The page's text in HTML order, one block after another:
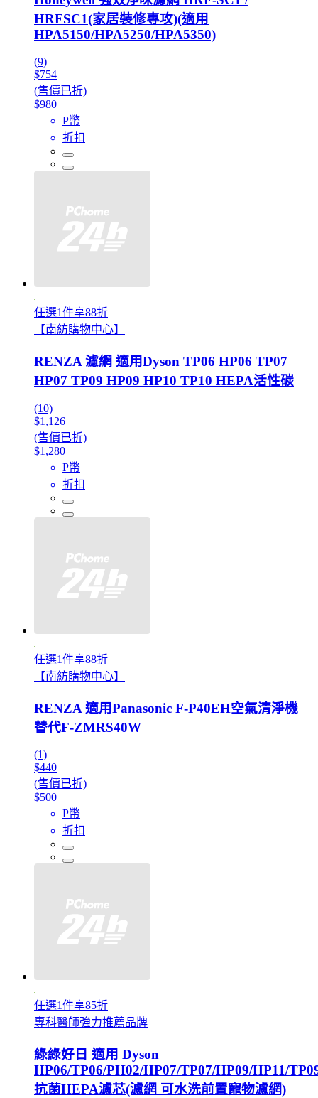
HRFSC1(家居裝修專攻)(適用
HPA5150/HPA5250/HPA5350)
(9)
$754
(售價已折)
$980
P幣
折扣
任選1件享88折
【南紡購物中心】
RENZA 濾網 適用Dyson TP06 HP06 TP07
HP07 TP09 HP09 HP10 TP10 HEPA活性碳
(10)
$1,126
(售價已折)
$1,280
P幣
折扣
任選1件享88折
【南紡購物中心】
RENZA 適用Panasonic F-P40EH空氣清淨機
替代F-ZMRS40W
(1)
$440
(售價已折)
$500
P幣
折扣
任選1件享85折
專科醫師強力推薦品牌
綠綠好日 適用 Dyson
HP06/TP06/PH02/HP07/TP07/HP09/HP11/
抗菌HEPA濾芯(濾網 可水洗前置寵物濾網)